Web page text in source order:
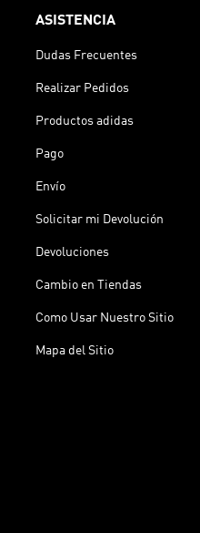
ASISTENCIA
Dudas Frecuentes
Realizar Pedidos
Productos adidas
Pago
Envío
Solicitar mi Devolución
Devoluciones
Cambio en Tiendas
Como Usar Nuestro Sitio
Mapa del Sitio